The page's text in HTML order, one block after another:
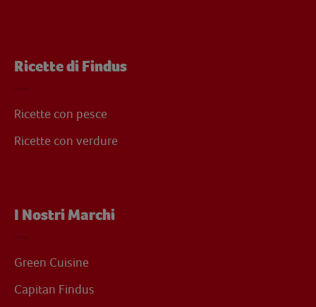
Ricette di Findus
Ricette con pesce
Ricette con verdure
I Nostri Marchi
Green Cuisine
Capitan Findus